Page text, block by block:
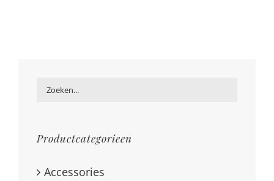
Productcategorieen
Accessories